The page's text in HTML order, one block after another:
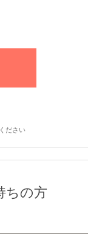
ださい
ちの方